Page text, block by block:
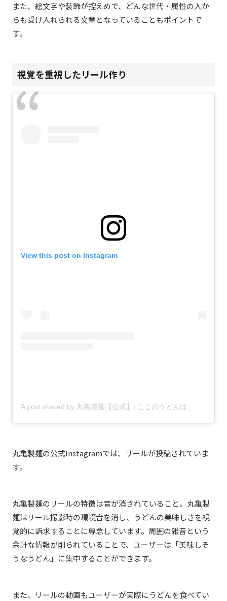
また、絵文字や装飾が控えめで、どんな世代・属性の人か
らも受け入れられる文章となっていることもポイントで
す。
視覚を重視したリール作り
View this post on Instagram
A post shared by 丸亀製麺【公式】| ここのうどんは、生きている。 (@marugame_)
丸亀製麺の公式Instagramでは、リールが投稿されていま
す。
丸亀製麺のリールの特徴は音が消されていること。丸亀製
麺はリール撮影時の環境音を消し、うどんの美味しさを視
覚的に訴求することに専念しています。周囲の雑音という
余計な情報が削られていることで、ユーザーは「美味しそ
うなうどん」に集中することができます。
また、リールの動画もユーザーが実際にうどんを食べてい